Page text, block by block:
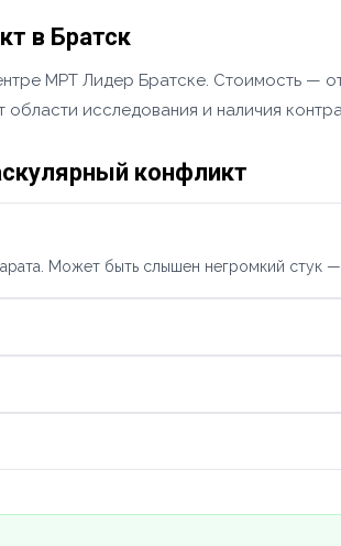
в Братск
МРТ Лидер Братске. Стоимость —
исследования и наличия
конфликт
Может быть слышен негромкий стук